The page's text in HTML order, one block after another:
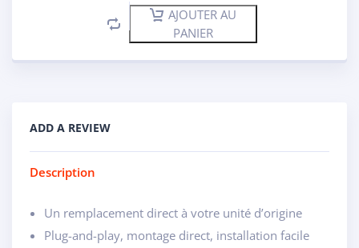
AJOUTER AU
PANIER
ADD A REVIEW
Description
Un remplacement direct à votre unité d’origine
Plug-and-play, montage direct, installation facile